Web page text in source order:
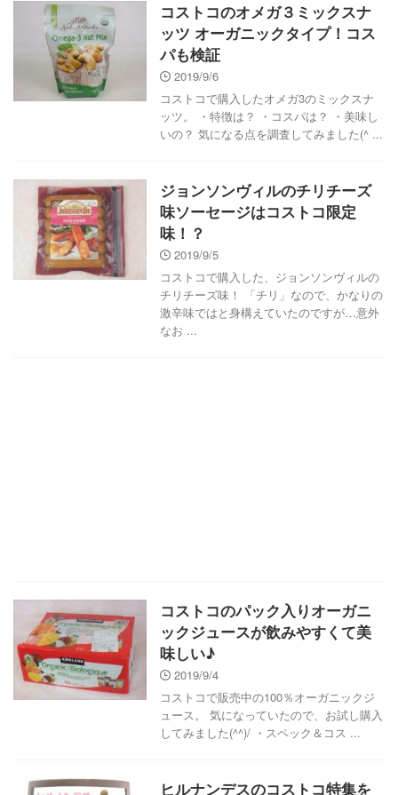
コストコのオメガ３ミックスナ
ッツ オーガニックタイプ！コス
パも検証
2019/9/6
コストコで購入したオメガ3のミックスナ
ッツ。 ・特徴は？ ・コスパは？ ・美味し
いの？ 気になる点を調査してみました(^ ...
ジョンソンヴィルのチリチーズ
味ソーセージはコストコ限定
味！？
2019/9/5
コストコで購入した、ジョンソンヴィルの
チリチーズ味！ 「チリ」なので、かなりの
激辛味ではと身構えていたのですが…意外
なお ...
コストコのパック入りオーガニ
ックジュースが飲みやすくて美
味しい♪
2019/9/4
コストコで販売中の100％オーガニックジ
ュース。 気になっていたので、お試し購入
してみました(^^)/ ・スペック＆コス ...
ヒルナンデスのコストコ特集を